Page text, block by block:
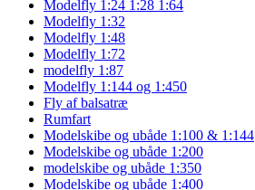
Modelfly 1:24 1:28 1:64
Modelfly 1:32
Modelfly 1:48
Modelfly 1:72
modelfly 1:87
Modelfly 1:144 og 1:450
Fly af balsatræ
Rumfart
Modelskibe og ubåde 1:100 & 1:144
Modelskibe og ubåde 1:200
modelskibe og ubåde 1:350
Modelskibe og ubåde 1:400